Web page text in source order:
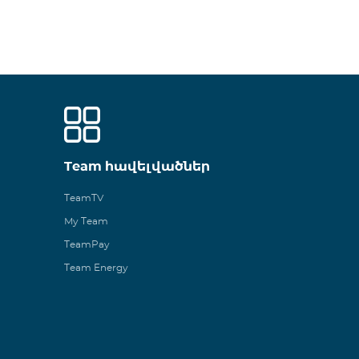
Team հավելվածներ
TeamTV
My Team
TeamPay
Team Energy